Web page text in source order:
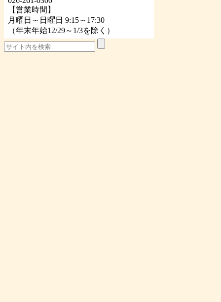
【営業時間】
月曜日～日曜日 9:15～17:30
（年末年始12/29～1/3を除く）